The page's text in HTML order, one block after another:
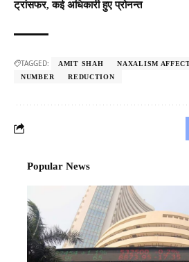
ट्रांसफर, कई अधिकारी हुए प्रोनन्त
TAGGED: AMIT SHAH
NAXALISM
NUMBER
REDUCTION
Popular News